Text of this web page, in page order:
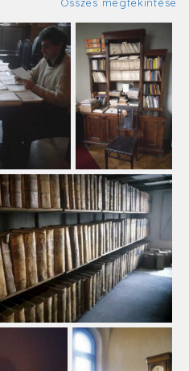
Összes megtekintése